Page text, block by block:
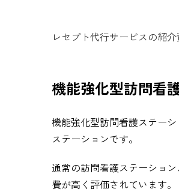
レセプト代行サービスの紹
機能強化型訪問看
機能強化型訪問看護ステー
ステーションです。
通常の訪問看護ステーショ
費が高く評価されています。